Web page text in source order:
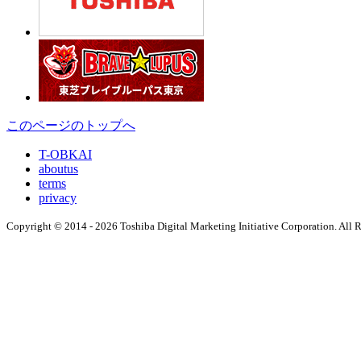
このページのトップへ
T-OBKAI
aboutus
terms
privacy
Copyright © 2014 - 2026 Toshiba Digital Marketing Initiative Corporation. All